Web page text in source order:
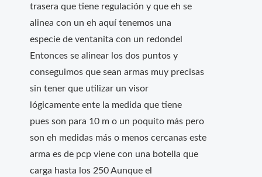
trasera que tiene regulación y que eh se
alinea con un eh aquí tenemos una
especie de ventanita con un redondel
Entonces se alinear los dos puntos y
conseguimos que sean armas muy precisas
sin tener que utilizar un visor
lógicamente ente la medida que tiene
pues son para 10 m o un poquito más pero
son eh medidas más o menos cercanas este
arma es de pcp viene con una botella que
carga hasta los 250 Aunque el